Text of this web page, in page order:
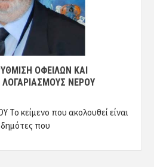
ΟΦΕΙΛΏΝ ΚΑΙ
ΝΕΡΟΎ
κείμενο που ακολουθεί είναι
που